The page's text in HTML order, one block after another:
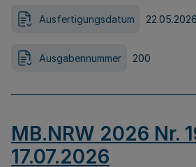
Ausfertigungsdatum 22.05.2026
Ausgabennummer 200
MB.NRW 2026 Nr.
17.07.2026